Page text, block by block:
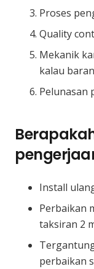
Proses
Quality
Mekanik
kalau
Pelunasan
Install
Perbaikan
taksiran 2
perbaikan